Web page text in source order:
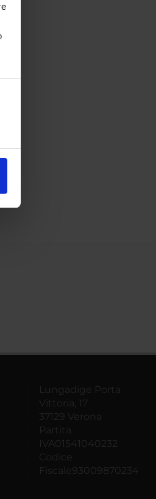
Lungadige Porta
Vittoria, 17
37129 Verona
Partita
IVA01541040232
Codice
Fiscale93009870234